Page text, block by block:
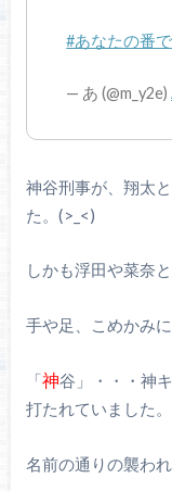
#あなたの番
— あ (@m_y2e)
神谷刑事が、翔太
た。(>_<)
しかも浮田や菜奈
手や足、こめかみ
「神谷」・・・神
打たれていました。
名前の通りの襲わ